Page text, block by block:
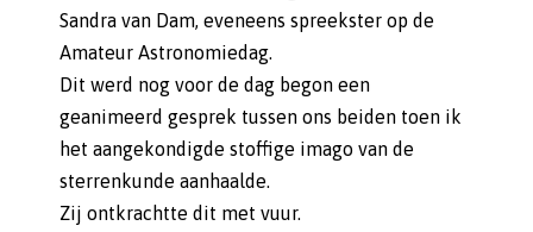
Sandra van Dam, eveneens spreekster op de
Amateur Astronomiedag.
Dit werd nog voor de dag begon een
geanimeerd gesprek tussen ons beiden toen ik
het aangekondigde stoffige imago van de
sterrenkunde aanhaalde.
Zij ontkrachtte dit met vuur.